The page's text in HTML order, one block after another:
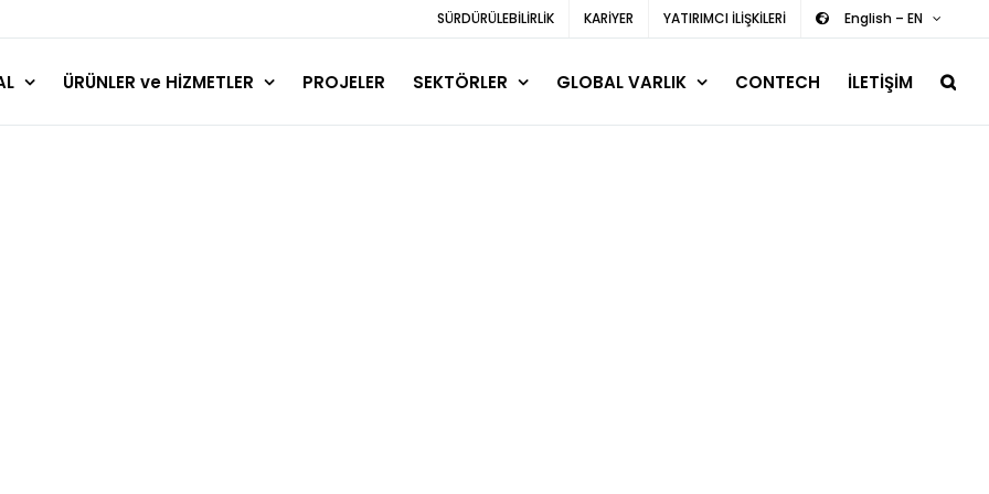
SÜRDÜRÜLEBİLİRLİK KARİYER YATIRIMCI İLİŞKİLERİ English – EN
ÜRÜNLER ve HİZMETLER PROJELER SEKTÖRLER GLOBAL VARLIK CONTECH İLETİŞİM